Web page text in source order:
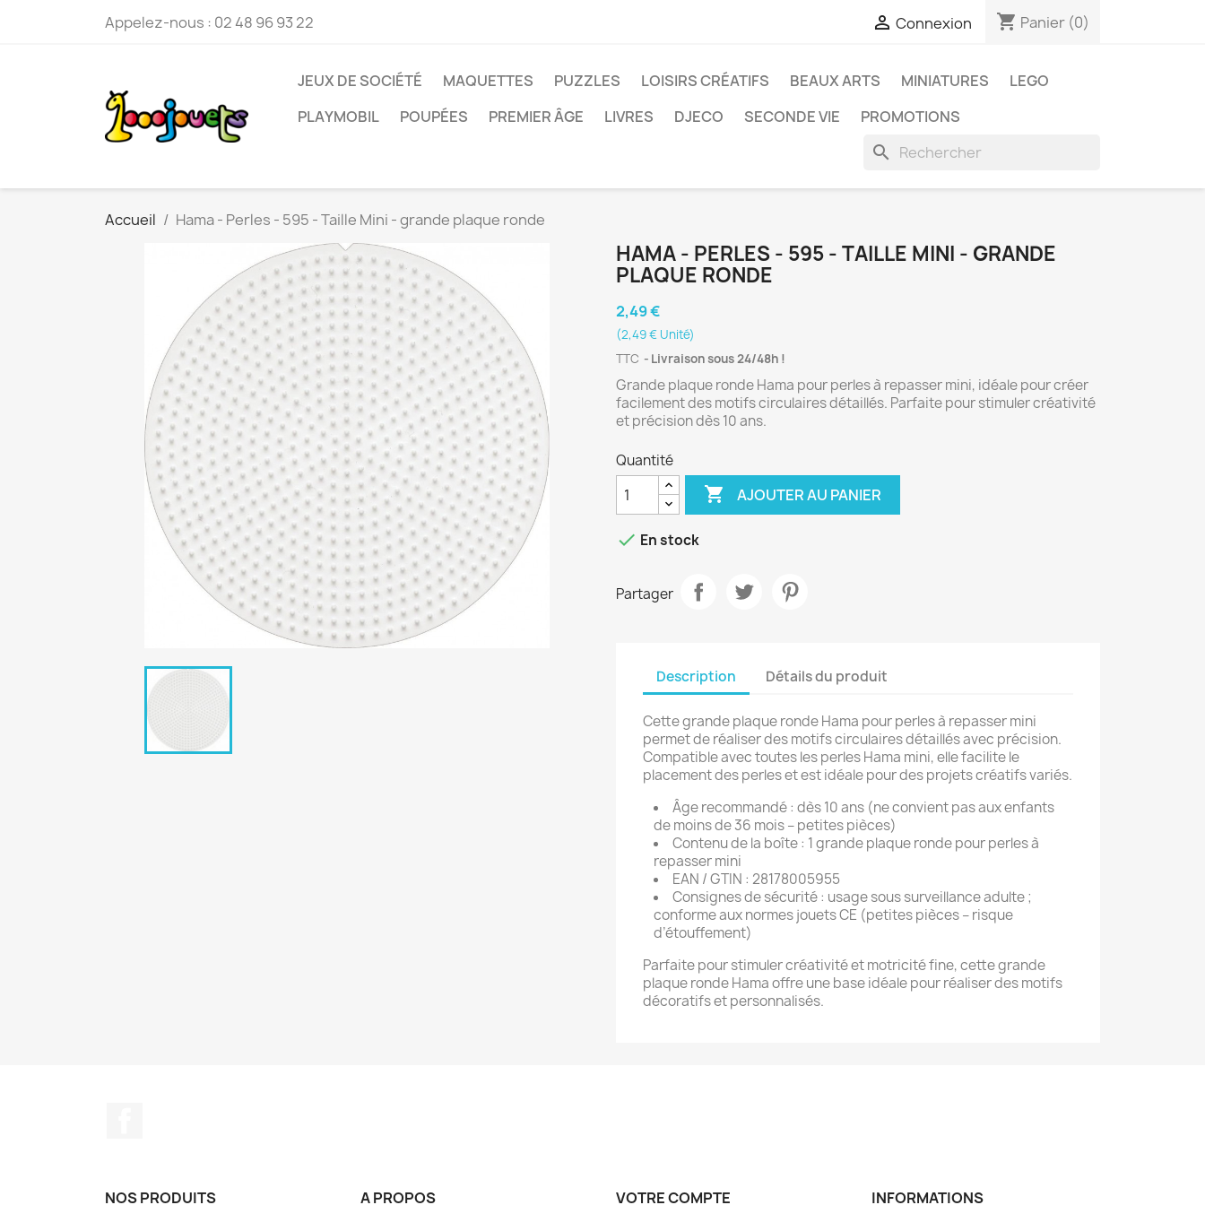
Appelez-nous : 02 48 96 93 22  Connexion shopping_cart Panier (0)
JEUX DE SOCIÉTÉ MAQUETTES PUZZLES LOISIRS CRÉATIFS BEAUX ARTS MINIATURES
LEGO
PLAYMOBIL
POUPÉES PREMIER ÂGE LIVRES DJECO SECONDE VIE PROMOTIONS
search
Accueil Hama - Perles - 595 - Taille Mini - grande plaque ronde
HAMA - PERLES - 595 - TAILLE MINI - GRANDE
PLAQUE RONDE
2,49 €
(2,49 € Unité)
TTC
Livraison sous 24/48h !
Grande plaque ronde Hama pour perles à repasser mini, idéale pour créer
facilement des motifs circulaires détaillés. Parfaite pour stimuler créativité
et précision dès 10 ans.
Quantité
 AJOUTER AU PANIER
 En stock
Partager
Description Détails du produit
Cette grande plaque ronde Hama pour perles à repasser mini
permet de réaliser des motifs circulaires détaillés avec précision.
Compatible avec toutes les perles Hama mini, elle facilite le
placement des perles et est idéale pour des projets créatifs variés.
Âge recommandé : dès 10 ans (ne convient pas aux enfants
de moins de 36 mois – petites pièces)
Contenu de la boîte : 1 grande plaque ronde pour perles à
repasser mini
EAN / GTIN : 28178005955
Consignes de sécurité : usage sous surveillance adulte ;
conforme aux normes jouets CE (petites pièces – risque
d’étouffement)
Parfaite pour stimuler créativité et motricité fine, cette grande
plaque ronde Hama offre une base idéale pour réaliser des motifs
décoratifs et personnalisés.
NOS PRODUITS A PROPOS VOTRE COMPTE INFORMATIONS